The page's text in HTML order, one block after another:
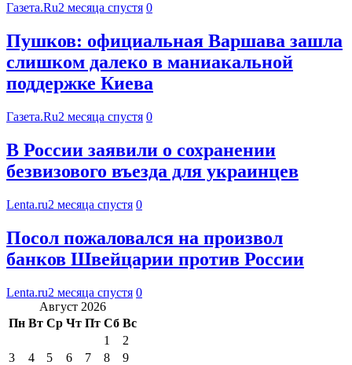
Газета.Ru2 месяца спустя 0
Пушков: официальная Варшава зашла
слишком далеко в маниакальной
поддержке Киева
Газета.Ru2 месяца спустя 0
В России заявили о сохранении
безвизового въезда для украинцев
Lenta.ru2 месяца спустя 0
Посол пожаловался на произвол
банков Швейцарии против России
Lenta.ru2 месяца спустя 0
Август 2026
Пн Вт Ср Чт Пт Сб Вс
1
2
3
4 5 6 7 8
9